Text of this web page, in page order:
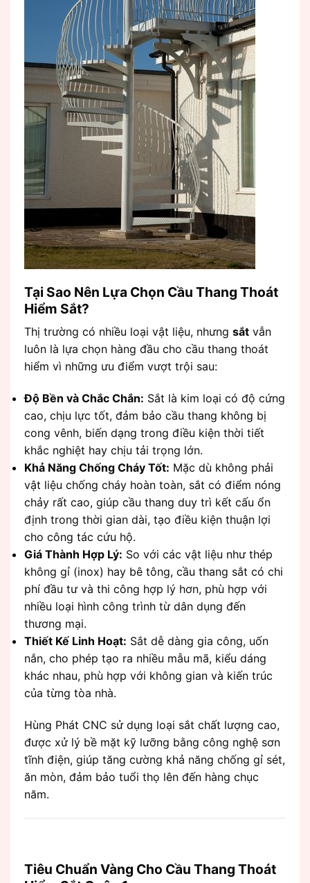
Tại Sao Nên Lựa Chọn Cầu Thang Thoát
Hiểm Sắt?
Thị trường có nhiều loại vật liệu, nhưng sắt vẫn
luôn là lựa chọn hàng đầu cho cầu thang thoát
hiểm vì những ưu điểm vượt trội sau:
Độ Bền và Chắc Chắn: Sắt là kim loại có độ cứng
cao, chịu lực tốt, đảm bảo cầu thang không bị
cong vênh, biến dạng trong điều kiện thời tiết
khắc nghiệt hay chịu tải trọng lớn.
Khả Năng Chống Cháy Tốt: Mặc dù không phải
vật liệu chống cháy hoàn toàn, sắt có điểm nóng
chảy rất cao, giúp cầu thang duy trì kết cấu ổn
định trong thời gian dài, tạo điều kiện thuận lợi
cho công tác cứu hộ.
Giá Thành Hợp Lý: So với các vật liệu như thép
không gỉ (inox) hay bê tông, cầu thang sắt có chi
phí đầu tư và thi công hợp lý hơn, phù hợp với
nhiều loại hình công trình từ dân dụng đến
thương mại.
Thiết Kế Linh Hoạt: Sắt dễ dàng gia công, uốn
nắn, cho phép tạo ra nhiều mẫu mã, kiểu dáng
khác nhau, phù hợp với không gian và kiến trúc
của từng tòa nhà.
Hùng Phát CNC sử dụng loại sắt chất lượng cao,
được xử lý bề mặt kỹ lưỡng bằng công nghệ sơn
tĩnh điện, giúp tăng cường khả năng chống gỉ sét,
ăn mòn, đảm bảo tuổi thọ lên đến hàng chục
năm.
Tiêu Chuẩn Vàng Cho Cầu Thang Thoát